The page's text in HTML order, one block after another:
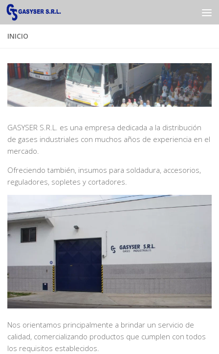
Saltar al contenido
INICIO
GASYSER S.R.L. es una empresa dedicada a la distribución
de gases industriales con muchos años de experiencia en el
mercado.
Ofreciendo también, insumos para soldadura, accesorios,
reguladores, sopletes y cortadores.
Nos orientamos principalmente a brindar un servicio de
calidad, comercializando productos que cumplen con todos
los requisitos establecidos.